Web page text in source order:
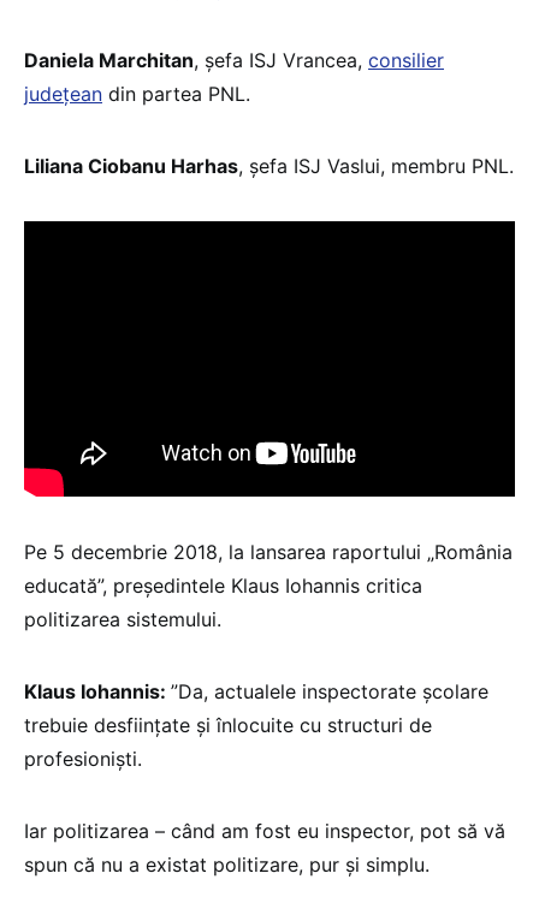
Daniela Marchitan, șefa ISJ Vrancea, consilier
județean din partea PNL.
Liliana Ciobanu Harhas, șefa ISJ Vaslui, membru PNL.
Pe 5 decembrie 2018, la lansarea raportului „România
educată”, președintele Klaus Iohannis critica
politizarea sistemului.
Klaus Iohannis: ”Da, actualele inspectorate școlare
trebuie desființate și înlocuite cu structuri de
profesioniști.
Iar politizarea – când am fost eu inspector, pot să vă
spun că nu a existat politizare, pur și simplu.